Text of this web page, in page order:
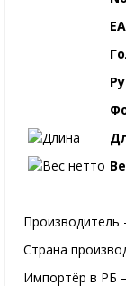
Производитель
Страна
Импортёр в РБ